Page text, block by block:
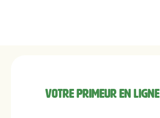
Votre primeur en ligne